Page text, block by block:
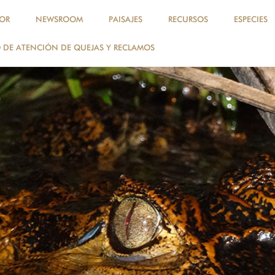
NEWSROOM PAISAJES RECURSOS ESPECIES
ATENCIÓN DE QUEJAS Y RECLAMOS